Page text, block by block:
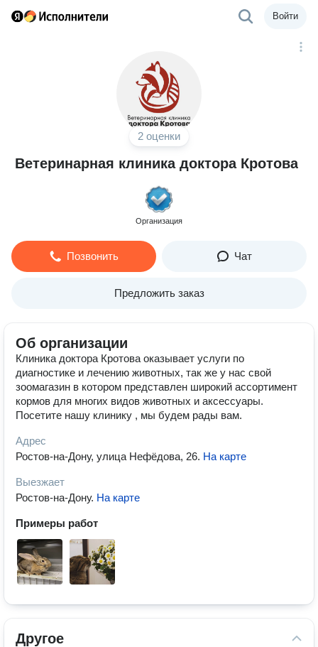
Войти
2 оценки
Ветеринарная клиника доктора Кротова
Организация
Позвонить Чат
Предложить заказ
Об организации
Клиника доктора Кротова оказывает услуги по
диагностике и лечению животных, так же у нас свой
зоомагазин в котором представлен широкий ассортимент
кормов для многих видов животных и аксессуары.
Посетите нашу клинику , мы будем рады вам.
Адрес
Ростов-на-Дону, улица Нефёдова, 26. На карте
Выезжает
Ростов-на-Дону. На карте
Примеры работ
Другое